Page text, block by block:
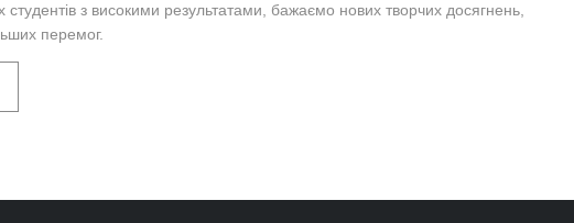
з високими результатами, бажаємо нових творчих досягнень,
перемог.